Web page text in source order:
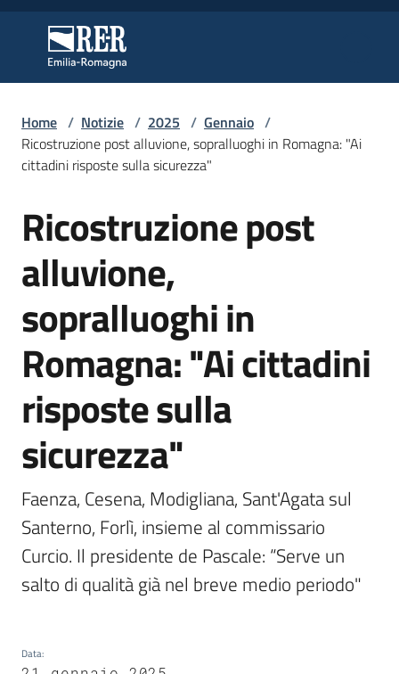
Regione Emilia-Romagna
Regione Emilia-Romagna
Regione
Novità
Servizi
Leggi
Atti
Bandi
Argomenti
Campagne
di
comunicazione
Home / Notizie / 2025 / Gennaio /
Ricostruzione post alluvione, sopralluoghi in Romagna: "Ai
cittadini risposte sulla sicurezza"
Salta al contenuto
Ricostruzione post
alluvione,
sopralluoghi in
Romagna: "Ai cittadini
risposte sulla
sicurezza"
Faenza, Cesena, Modigliana, Sant'Agata sul
Santerno, Forlì, insieme al commissario
Curcio. Il presidente de Pascale: “Serve un
salto di qualità già nel breve medio periodo"
Data: